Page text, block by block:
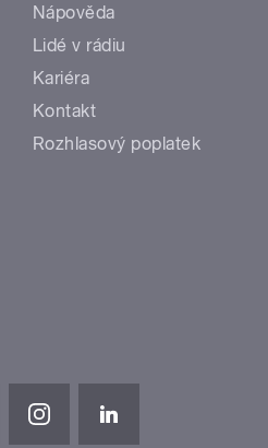
Nápověda
Lidé v rádiu
Kariéra
Kontakt
Rozhlasový poplatek